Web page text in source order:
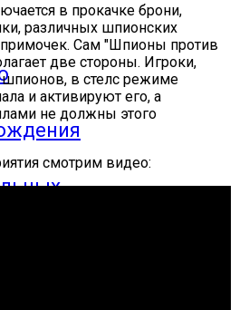
в прокачке брони,
различных шпионских
Сам "Шпионы против
две стороны. Игроки,
в стелс режиме
и активируют его, а
не должны этого
смотрим видео: